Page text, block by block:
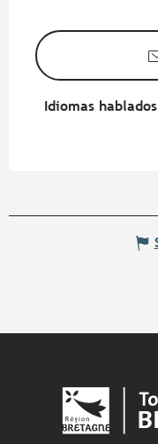
Idiomas hablados
Idiomas hablados